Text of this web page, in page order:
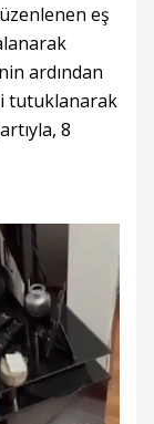
eş
ardından
tutuklanarak
8